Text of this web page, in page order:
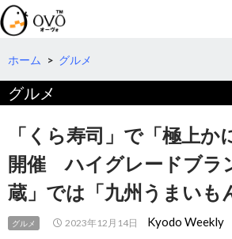
検
索
コ
テ
ツ
へ
ホーム > グルメ
グルメ
「くら寿司」で「極上か
開催 ハイグレードブラ
蔵」では「九州うまいも
グルメ 2023年12月14日 Kyodo Weekly